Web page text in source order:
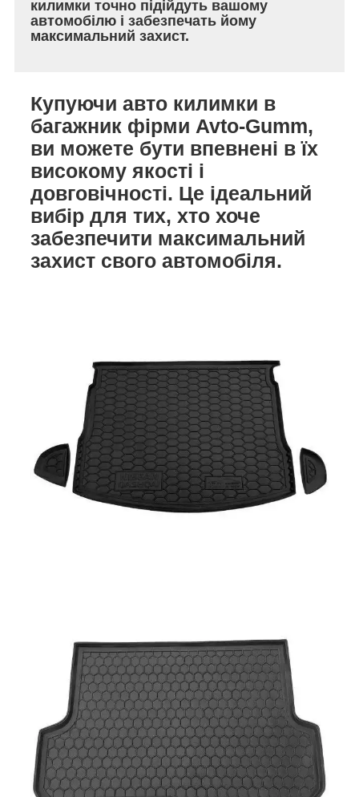
килимки точно підійдуть вашому
автомобілю і забезпечать йому
максимальний захист.
Купуючи авто килимки в
багажник фірми Avto-Gumm,
ви можете бути впевнені в їх
високому якості і
довговічності. Це ідеальний
вибір для тих, хто хоче
забезпечити максимальний
захист свого автомобіля.